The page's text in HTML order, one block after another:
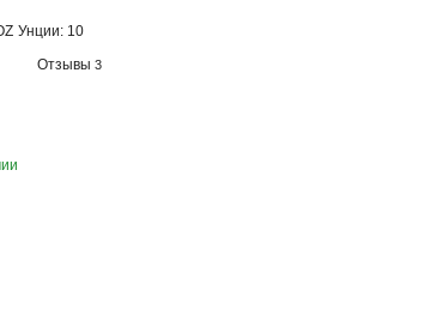
Унции: 10
Отзывы3